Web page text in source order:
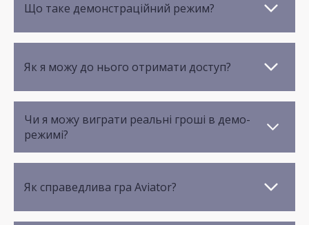
Що таке демонстраційний режим?
Як я можу до нього отримати доступ?
Чи я можу виграти реальні гроші в демо-
режимі?
Як справедлива гра Aviator?